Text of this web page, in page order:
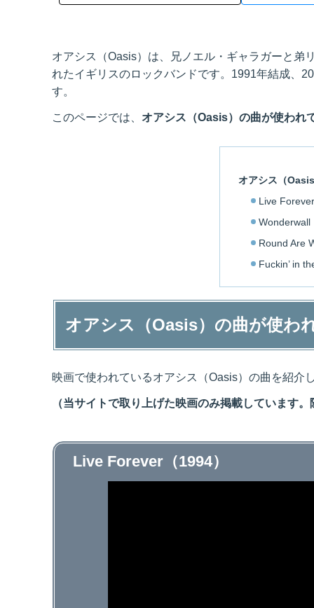
オアシス（Oasis）は、兄ノエル・ギャラガーと弟
れたイギリスのロックバンドです。1991年結成、
す。
このページでは、 オアシス（Oasis）の曲が使われ
オアシス（
Live
Wonderwall
Round Are
Fuckin’ in
オアシス（Oasis）の曲が使わ
映画で使われているオアシス（Oasis）の曲を紹介
（当サイトで取り上げた映画のみ掲載しています
Live Forever（1994）